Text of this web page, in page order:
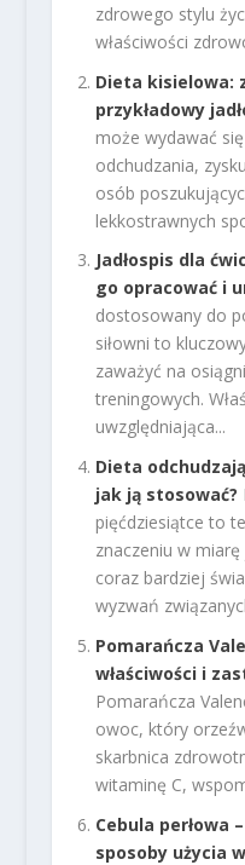
zdrowego stylu
właściwości
Dieta kisielowa:
przykładowy
może wydawać
odchudzania,
osób
lekkostrawnych
Jadłospis dla
go opracować i
dostosowany do
siłowni to
zaważyć na
treningowych.
uwzględniająca...
Dieta
jak ją stosować?
pięćdziesiątce to
znaczeniu w
coraz bardziej
wyzwań
Pomarańcza
właściwości i
Pomarańcza
owoc, który
skarbnica
witaminę C,
Cebula perłowa
sposoby użycia